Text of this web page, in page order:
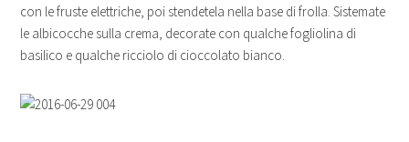
con le fruste elettriche, poi stendetela nella base di frolla. Sistemate
le albicocche sulla crema, decorate con qualche fogliolina di
basilico e qualche ricciolo di cioccolato bianco.